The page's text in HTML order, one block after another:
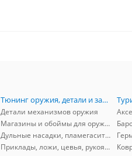
Тюнинг оружия, детали и запчасти
Детали механизмов оружия
Магазины и обоймы для оружия
Дульные насадки, пламегасители, ДТК
Приклады, ложи, цевья, рукоятки, затыльники